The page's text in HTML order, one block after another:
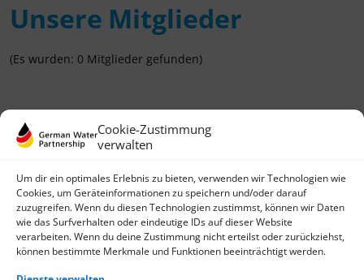
Cookie-Zustimmung
verwalten
Um dir ein optimales Erlebnis zu bieten, verwenden wir Technologien wie
Cookies, um Geräteinformationen zu speichern und/oder darauf
zuzugreifen. Wenn du diesen Technologien zustimmst, können wir Daten
wie das Surfverhalten oder eindeutige IDs auf dieser Website
verarbeiten. Wenn du deine Zustimmung nicht erteilst oder zurückziehst,
können bestimmte Merkmale und Funktionen beeinträchtigt werden.
Unsere Mitglieder
(Es wurden: 0 Mitglieder gefunden)
German Water Partnership e.V.
Invalidenstraße 91
D-10115 Berlin